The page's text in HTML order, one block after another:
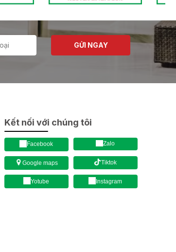
GỬI NGAY
Kết nối với chúng tôi
Facebook Zalo
Google maps Tiktok
Yotube Instagram